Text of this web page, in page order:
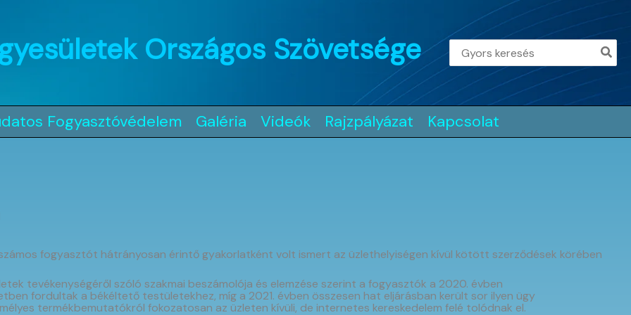
Országos Szövetsége
Search
for:
Fogyasztóvédelem Galéria Videók Rajzpályázat Kapcsolat
fogyasztót hátrányosan érintő gyakorlatként volt ismert az üzlethelyiségen kívül kötött szerződések körében
tevékenységéről szóló szakmai beszámolója és elemzése szerint a fogyasztók a 2020. évben
fordultak a békéltető testületekhez, míg a 2021. évben összesen hat eljárásban került sor ilyen ügy
termékbemutatókról fokozatosan az üzleten kívüli, de internetes kereskedelem felé tolódnak el.